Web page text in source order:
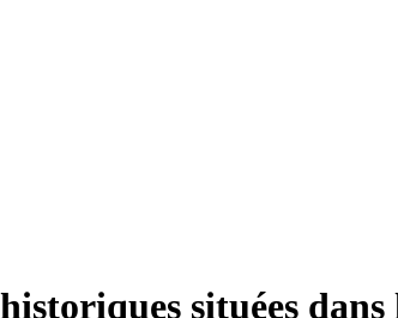
situées